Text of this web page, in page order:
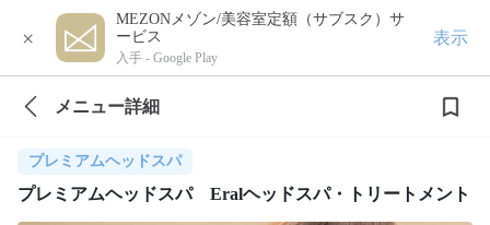
×
MEZONメゾン/美容室定額（サブスク）サ
ービス
入手 - Google Play
表示
メニュー詳細
プレミアムヘッドスパ
プレミアムヘッドスパ Eralヘッドスパ・トリートメント